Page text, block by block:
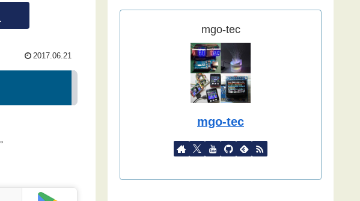
2017.06.21
(2022/09/02)
こちらの記事をYahoo天気から気象
庁天気予報に変更したものを追記し
諸事情で記事更新停滞しています。
１年以上経過している記事が殆どな
mgo-tec
mgo-tec